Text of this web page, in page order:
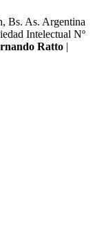
Bs. As. Argentina
Intelectual Nº
Ratto |